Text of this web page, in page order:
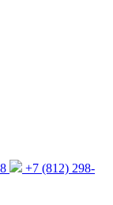
+7 (812) 298-